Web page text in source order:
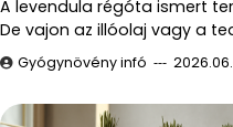
A levendula régóta ismert
De vajon az illóolaj vagy a
Gyógynövény infó